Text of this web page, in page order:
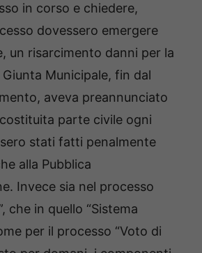
in corso e chiedere,
dovessero emergere
un risarcimento danni per la
Municipale, fin dal
aveva preannunciato
parte civile ogni
stati fatti penalmente
alla Pubblica
Invece sia nel processo
che in quello “Sistema
per il processo “Voto di